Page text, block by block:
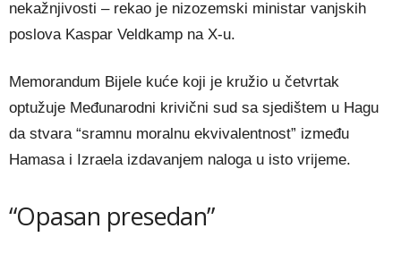
nekažnjivosti – rekao je nizozemski ministar vanjskih
poslova Kaspar Veldkamp na X-u.
Memorandum Bijele kuće koji je kružio u četvrtak
optužuje Međunarodni krivični sud sa sjedištem u Hagu
da stvara “sramnu moralnu ekvivalentnost” između
Hamasa i Izraela izdavanjem naloga u isto vrijeme.
“Opasan presedan”